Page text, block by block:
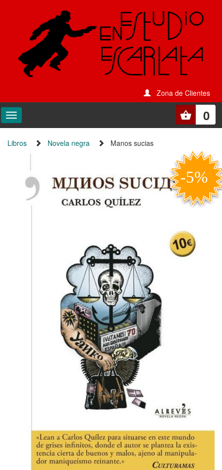
Zona de Clientes
0
Libros Novela negra Manos sucias